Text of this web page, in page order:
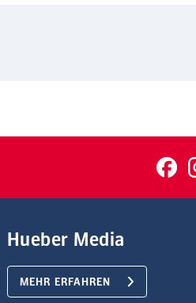
Hueber Media
MEHR ERFAHREN